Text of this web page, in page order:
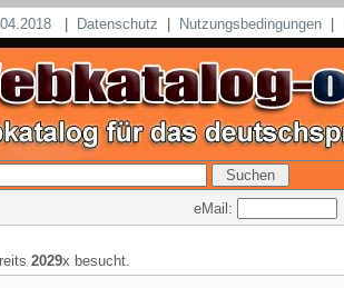
Datenschutz Nutzungsbedingungen
eMail:
2029x besucht.